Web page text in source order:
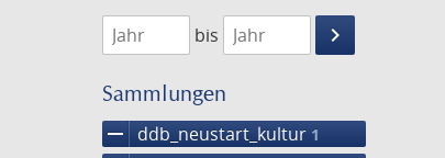
1474
1475
bis
keyboard_arrow_right
Suche
Sammlungen
remove ddb_neustart_kultur 1